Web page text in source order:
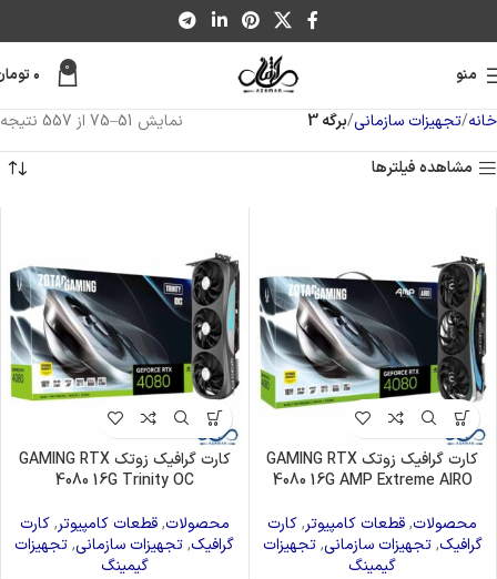
منو 0 ۰
خانه تجهیزات سازمانی برگه 3
نمایش 51–75 از 557 نتیجه
مشاهده فیلترها
کارت گرافیک زوتک GAMING RTX
4080 16G AMP Extreme AIRO
محصولات,قطعات کامپیوتر,کارت
گرافیک,تجهیزات سازمانی,تجهیزات
گیمینگ
کارت گرافیک زوتک GAMING RTX
4080 16G Trinity OC
محصولات,قطعات کامپیوتر,کارت
گرافیک,تجهیزات سازمانی,تجهیزات
گیمینگ